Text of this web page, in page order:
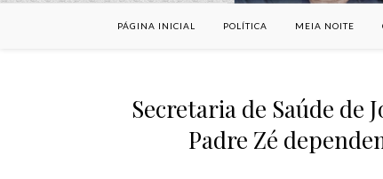
PÁGINA INICIAL POLÍTICA MEIA NOITE
Secretaria de Saúde de
Padre Zé